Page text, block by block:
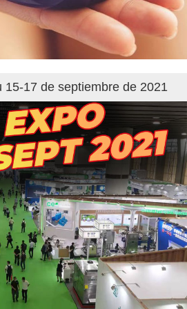
15-17 de septiembre de 2021